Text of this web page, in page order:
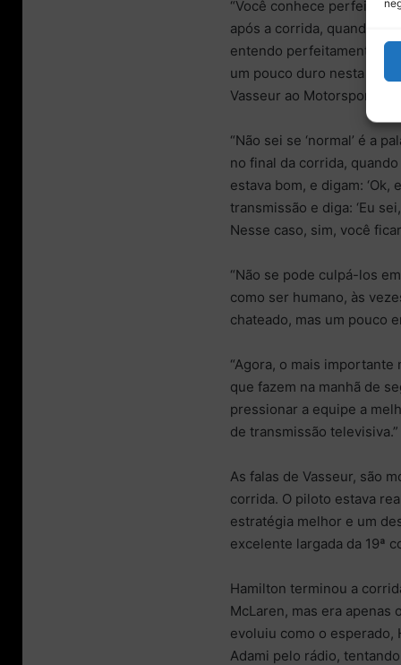
“Você conhece
após a corrida, quando
entendo perfeitamente a
um pouco duro nesta fase
Vasseur ao Motorsport
“Não sei se ‘normal’ é a
no final da corrida,
estava bom, e digam: ‘Ok,
transmissão e diga: ‘Eu
Nesse caso, sim, você
“Não se pode culpá-los
como ser humano, às
chateado, mas um pouco
“Agora, o mais importante
que fazem na manhã de
pressionar a equipe a
de transmissão televisiva.”
As falas de Vasseur, são
corrida. O piloto estava
estratégia melhor e um
excelente largada da 19ª
Hamilton terminou a
McLaren, mas era apenas
evoluiu como o esperado,
Adami pelo rádio,